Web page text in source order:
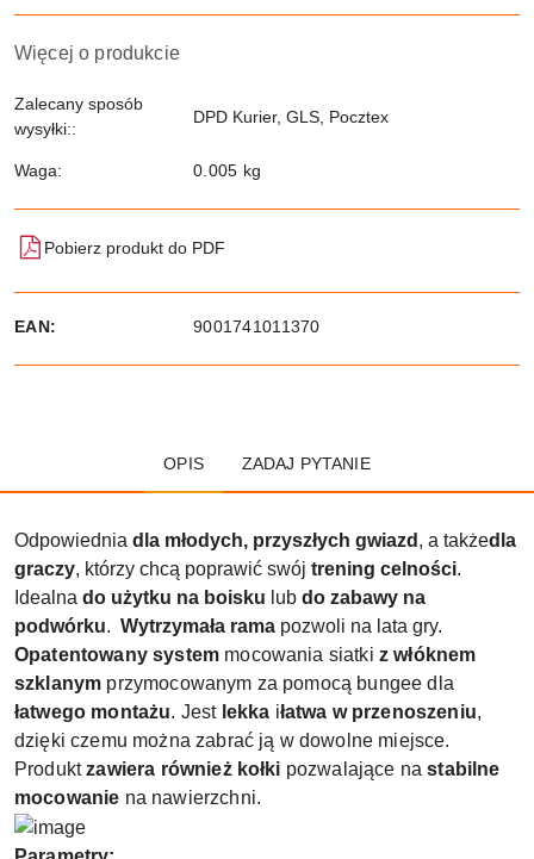
Więcej o produkcie
Zalecany sposób
wysyłki::
DPD Kurier, GLS, Pocztex
Waga: 0.005 kg
Pobierz produkt do PDF
EAN: 9001741011370
OPIS ZADAJ PYTANIE
Odpowiednia dla młodych, przyszłych gwiazd , a takżedla
graczy, którzy chcą poprawić swój trening celności.
Idealna do użytku na boisku lub do zabawy na
podwórku. Wytrzymała rama pozwoli na lata gry.
Opatentowany system mocowania siatki z włóknem
szklanym przymocowanym za pomocą bungee dla
łatwego montażu. Jest lekka iłatwa w przenoszeniu,
dzięki czemu można zabrać ją w dowolne miejsce.
Produktzawiera również kołki pozwalające nastabilne
mocowanie na nawierzchni.